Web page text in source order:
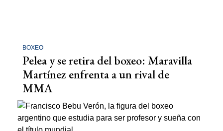
BOXEO
Pelea y se retira del boxeo: Maravilla
Martínez enfrenta a un rival de
MMA